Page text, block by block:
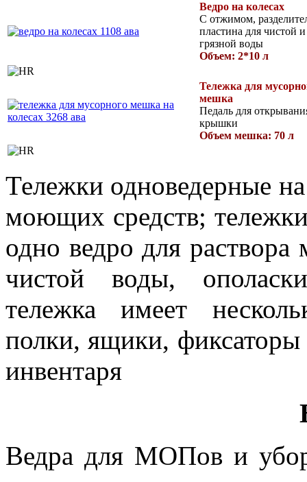
Ведро на колесах
С отжимом,
пластина для чистой и
грязной воды
Объем: 2*10 л
Тележка для
мешка
Педаль для
крышки
Объем мешка: 70 л
Тележки одноведерные
моющих средств;
одно ведро для
чистой воды,
тележка имеет
полки, ящики,
инвентаря
Ведра для МОПов и